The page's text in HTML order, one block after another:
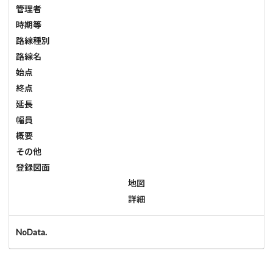
管理者
時期等
路線種別
路線名
始点
終点
延長
幅員
概要
その他
登録図面
地図
詳細
NoData.